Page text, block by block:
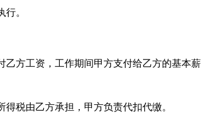
。
方工资，工作期间甲方支付给乙方的基本薪
税由乙方承担，甲方负责代扣代缴。